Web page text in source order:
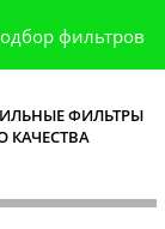
фильтров
ФИЛЬТРЫ
КАЧЕСТВА